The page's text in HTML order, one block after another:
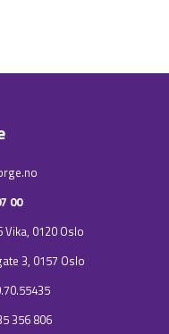
00
0120 Oslo
3, 0157 Oslo
356 806